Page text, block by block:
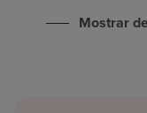
Mostrar